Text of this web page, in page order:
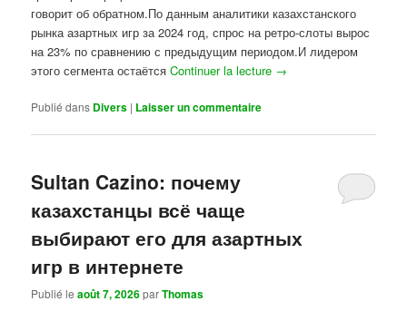
говорит об обратном.По данным аналитики казахстанского
рынка азартных игр за 2024 год, спрос на ретро-слоты вырос
на 23% по сравнению с предыдущим периодом.И лидером
этого сегмента остаётсяContinuer la lecture →
Publié dans Divers | Laisser un commentaire
Sultan Cazino: почему
казахстанцы всё чаще
выбирают его для азартных
игр в интернете
Publié leaoût 7, 2026parThomas